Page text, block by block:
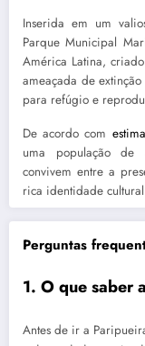
Inserida em um
Parque Municipal
América Latina,
ameaçada de
para refúgio e
De acordo com
uma população de
convivem entre a
rica identidade
Perguntas
1. O que saber
Antes de ir a